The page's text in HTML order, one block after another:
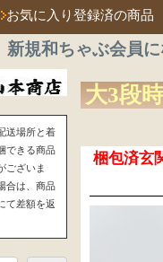
お気に入り登録済の商品
新規和ちゃぶ会員
大3段
梱包済玄
送場所と着
できる商品
ございま
合は、商品
て差額を返